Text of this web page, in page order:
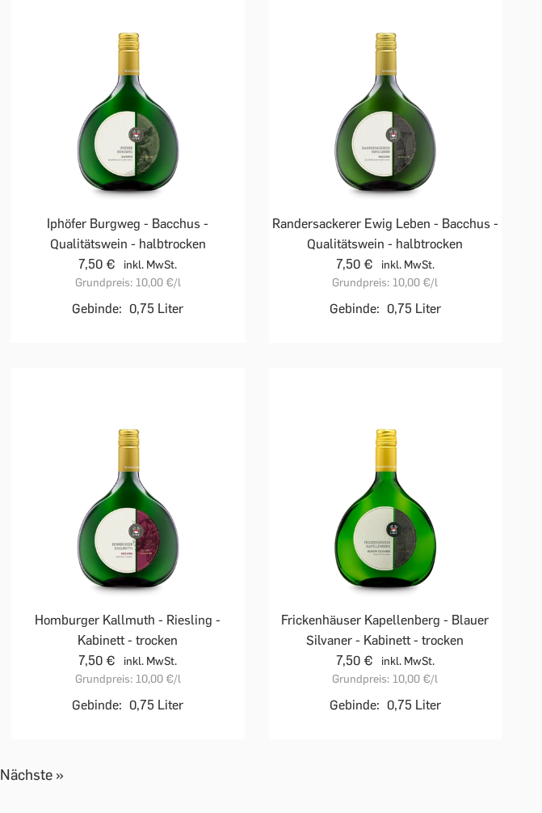
Iphöfer Burgweg - Bacchus -
Qualitätswein - halbtrocken
7,50 €
inkl. MwSt.
Grundpreis: 10,00 €/l
Gebinde: 0,75 Liter
Randersackerer Ewig Leben - Bacchus -
Qualitätswein - halbtrocken
7,50 €
inkl. MwSt.
Grundpreis: 10,00 €/l
Gebinde: 0,75 Liter
Homburger Kallmuth - Riesling -
Kabinett - trocken
7,50 €
inkl. MwSt.
Grundpreis: 10,00 €/l
Gebinde: 0,75 Liter
Frickenhäuser Kapellenberg - Blauer
Silvaner - Kabinett - trocken
7,50 €
inkl. MwSt.
Grundpreis: 10,00 €/l
Gebinde: 0,75 Liter
Nächste »